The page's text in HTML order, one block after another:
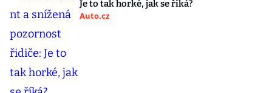
Je to tak horké, jak se říká?
Auto.cz